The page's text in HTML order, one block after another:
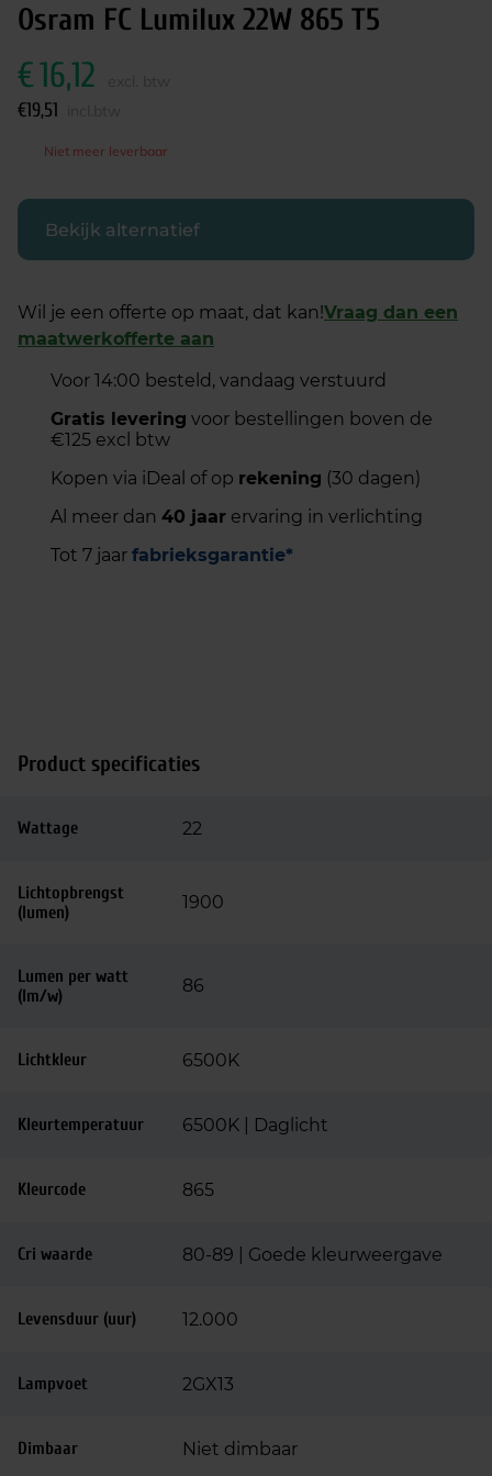
Osram FC Lumilux 22W 865 T5
€16,12
€19,51
Niet meer leverbaar
Bekijk alternatief
Wil je een offerte op maat, dat kan!Vraag dan een
maatwerkofferte aan
Voor 14:00 besteld, vandaag verstuurd
Gratis levering voor bestellingen boven de
€125 excl btw
Kopen via iDeal of op rekening (30 dagen)
Al meer dan 40 jaar ervaring in verlichting
Tot 7 jaar fabrieksgarantie*
Product specificaties
Wattage 22
Lichtopbrengst
(lumen)
1900
Lumen per watt
(lm/w)
86
Lichtkleur 6500K
Kleurtemperatuur 6500K | Daglicht
Kleurcode 865
Cri waarde 80-89 | Goede kleurweergave
Levensduur (uur) 12.000
Lampvoet 2GX13
Dimbaar Niet dimbaar